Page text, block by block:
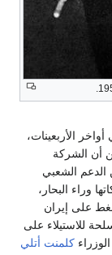
الأربعينات،
أن الشركة
الدعم الشعبي
وراء البحار،
على إيران
للاستيلاء على
كلمنت أتلي